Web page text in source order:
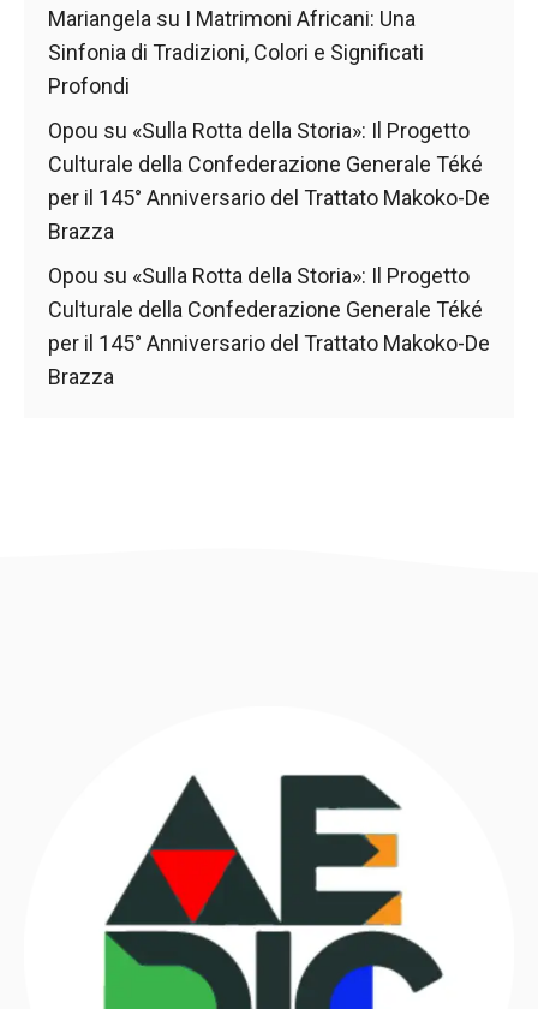
Mariangela su I Matrimoni Africani: Una
Sinfonia di Tradizioni, Colori e Significati
Profondi
Opou su «Sulla Rotta della Storia»: Il Progetto
Culturale della Confederazione Generale Téké
per il 145° Anniversario del Trattato Makoko-De
Brazza
Opou su «Sulla Rotta della Storia»: Il Progetto
Culturale della Confederazione Generale Téké
per il 145° Anniversario del Trattato Makoko-De
Brazza
Affinché il
nostro sito
Web funzioni
al meglio
durante la tua
visita. Se rifiuti
alcune
funzionalità
scompariranno
dal sito web.